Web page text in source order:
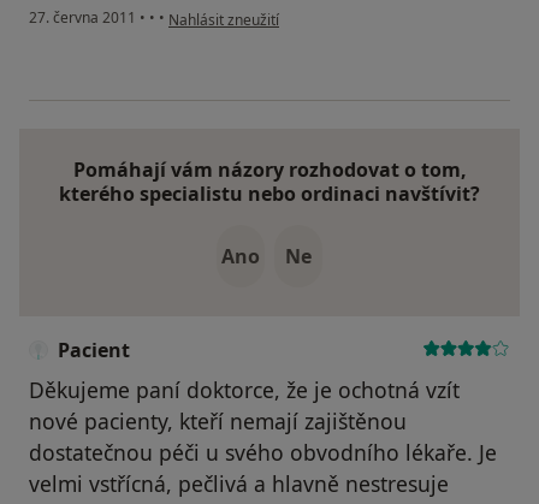
27. června 2011 • • • podle názoru uživatele Pacient
Nahlásit zneužití
Pomáhají vám názory rozhodovat o tom,
kterého specialistu nebo ordinaci navštívit?
Ano Ne
Pacient
Děkujeme paní doktorce, že je ochotná vzít
nové pacienty, kteří nemají zajištěnou
dostatečnou péči u svého obvodního lékaře. Je
velmi vstřícná, pečlivá a hlavně nestresuje